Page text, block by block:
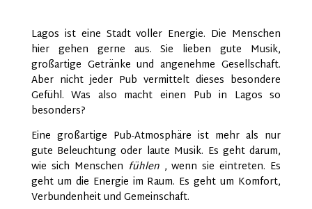
Lagos ist eine Stadt voller Energie. Die Menschen
hier gehen gerne aus. Sie lieben gute Musik,
großartige Getränke und angenehme Gesellschaft.
Aber nicht jeder Pub vermittelt dieses besondere
Gefühl. Was also macht einen Pub in Lagos so
besonders?
Eine großartige Pub-Atmosphäre ist mehr als nur
gute Beleuchtung oder laute Musik. Es geht darum,
wie sich Menschen fühlen, wenn sie eintreten. Es
geht um die Energie im Raum. Es geht um Komfort,
Verbundenheit und Gemeinschaft.